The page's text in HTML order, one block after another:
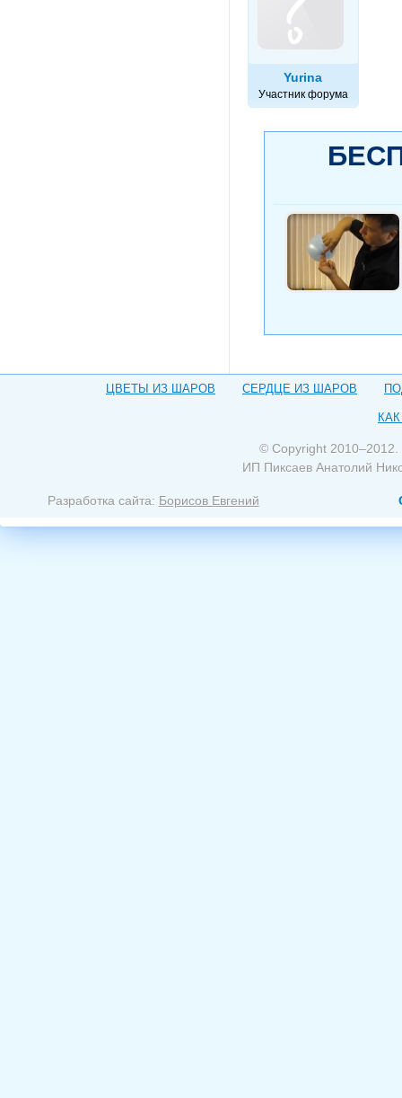
Yurina
Участник форума
ЦВЕТЫ ИЗ ШАРОВ СЕРДЦЕ ИЗ ШАРОВ
© Copyright 2010–2012.
ИП Пиксаев Анатолий
Разработка сайта: Борисов Евгений